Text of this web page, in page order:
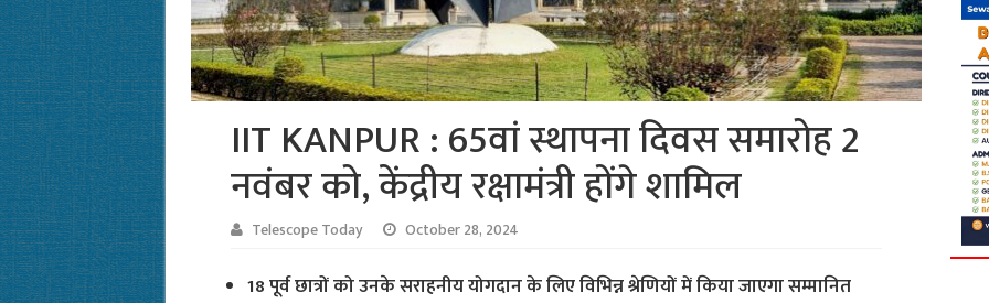
IIT KANPUR : 65वां स्थापना दिवस समारोह 2
नवंबर को, केंद्रीय रक्षामंत्री होंगे शामिल
Telescope Today October 28, 2024
18 पूर्व छात्रों को उनके सराहनीय योगदान के लिए विभिन्न श्रेणियों में किया जाएगा सम्मानित